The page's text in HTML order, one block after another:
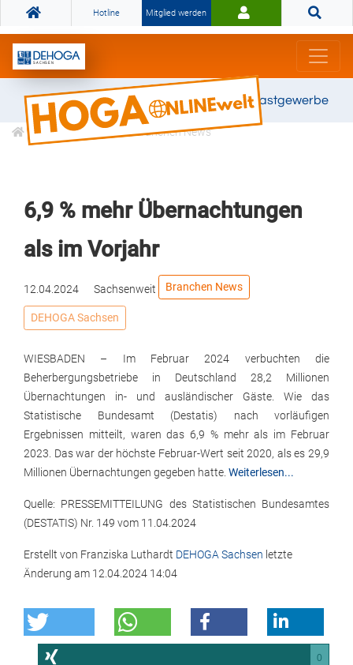
Hotline Mitglied werden
Gemeinsam stark für das Gastgewerbe
Informationen Branchen News
6,9 % mehr Übernachtungen
als im Vorjahr
12.04.2024 Sachsenweit Branchen News
DEHOGA Sachsen
WIESBADEN – Im Februar 2024 verbuchten die
Beherbergungsbetriebe in Deutschland 28,2 Millionen
Übernachtungen in- und ausländischer Gäste. Wie das
Statistische Bundesamt (Destatis) nach vorläufigen
Ergebnissen mitteilt, waren das 6,9 % mehr als im Februar
2023. Das war der höchste Februar-Wert seit 2020, als es 29,9
Millionen Übernachtungen gegeben hatte. Weiterlesen...
Quelle: PRESSEMITTEILUNG des Statistischen Bundesamtes
(DESTATIS) Nr. 149 vom 11.04.2024
Erstellt von Franziska Luthardt DEHOGA Sachsen letzte
Änderung am 12.04.2024 14:04
0